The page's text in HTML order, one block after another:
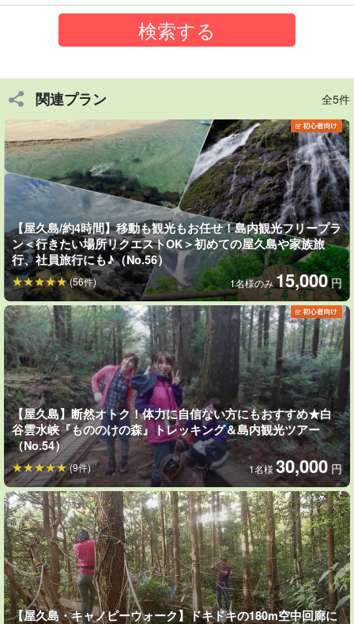
森、川、滝、山など屋久島のおすすめ自然スポットから、ご希望
に合わせてご相談・アレンジ可能です。
白谷雲水峡、ヤクスギランドなど、有名観光地ももちろんOKで
す。（縄文杉以外）
こんな体験が可能です♪
◆自然と一体になる感覚を味わえる
◆心も身体も整う森呼吸でリラックス
◆心ゆくまで森の中でゆったり過ごせる
◆あなたのお気に入りの場所を探す地元散策
＜行ける場所例＞
白谷雲水峡・ヤクスギランド・西部林道などの森・観光地化
されてない自然スポット・屋久島の集落・おすすめレストラ
ンやカフェ
女性ガイドが案内するので、女子旅、ひとり旅、体力のないお客
様でも安心してご参加いただけます！
ツアー前に電話もしくはオンラインMTGツールで1回お打ち合わせ
も可能です♪
関連プラン 全5件
【屋久島/約4時間】移動も観光もお任せ！島内観光フリープラ
ン＜行きたい場所リクエストOK＞初めての屋久島や家族旅
行、社員旅行にも♪（No.56）
1名様のみ15,000 円
(56件)
【屋久島】断然オトク！体力に自信ない方にもおすすめ★白
谷雲水峡『もののけの森』トレッキング＆島内観光ツアー
（No.54）
1名様30,000 円
(9件)
【屋久島・キャノピーウォーク】ドキドキの180m空中回廊に